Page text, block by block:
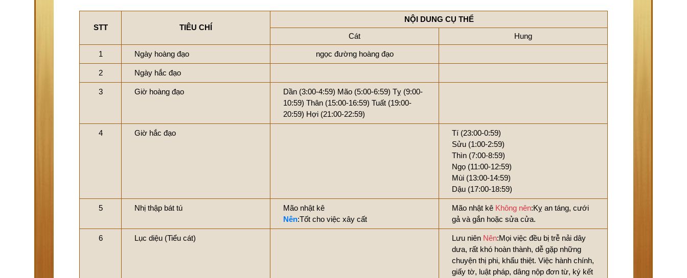
STT TIÊU CHÍ
NỘI DUNG CỤ THỂ
Cát
Hung
1 Ngày hoàng đạo ngọc đường hoàng đạo
2 Ngày hắc đạo
3 Giờ hoàng đạo Dần (3:00-4:59) Mão (5:00-6:59) Tỵ (9:00-
10:59) Thân (15:00-16:59) Tuất (19:00-
20:59) Hợi (21:00-22:59)
4 Giờ hắc đạo
Tí (23:00-0:59)
Sửu (1:00-2:59)
Thìn (7:00-8:59)
Ngọ (11:00-12:59)
Mùi (13:00-14:59)
Dậu (17:00-18:59)
5 Nhị thập bát tú
Mão nhật kê
Nên:Tốt cho việc xây cất
Mão nhật kê Không nên:Kỵ an táng, cưới
gả và gắn hoặc sửa cửa.
6 Lục diệu (Tiểu cát) Lưu niên Nên:Mọi việc đều bị trễ nải dây
dưa, rất khó hoàn thành, dễ gặp những
chuyện thị phi, khẩu thiệt. Việc hành chính,
giấy tờ, luật pháp, dâng nộp đơn từ, ký kết